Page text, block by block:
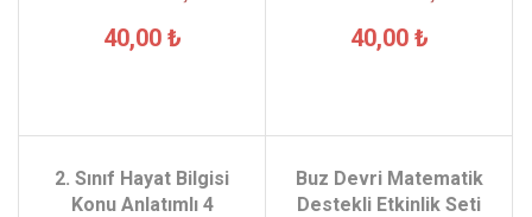
40,00 ₺ 40,00 ₺
2. Sınıf Hayat Bilgisi
Konu Anlatımlı 4
Buz Devri Matematik
Destekli Etkinlik Seti